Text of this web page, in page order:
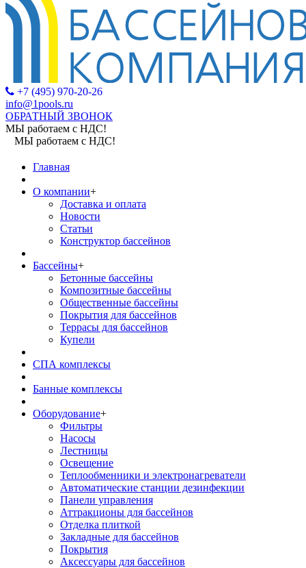
+7 (495) 970-20-26
info@1pools.ru
ОБРАТНЫЙ ЗВОНОК
МЫ работаем с НДС!
МЫ работаем с НДС!
Главная
О компании+
Доставка и оплата
Новости
Статьи
Конструктор бассейнов
Бассейны+
Бетонные бассейны
Композитные бассейны
Общественные бассейны
Покрытия для бассейнов
Террасы для бассейнов
Купели
СПА комплексы
Банные комплексы
Оборудование+
Фильтры
Насосы
Лестницы
Освещение
Теплообменники и электронагреватели
Автоматические станции дезинфекции
Панели управления
Аттракционы для бассейнов
Отделка плиткой
Закладные для бассейнов
Покрытия
Аксессуары для бассейнов